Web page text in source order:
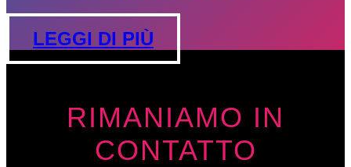
LEGGI DI PIÙ
RIMANIAMO IN
CONTATTO